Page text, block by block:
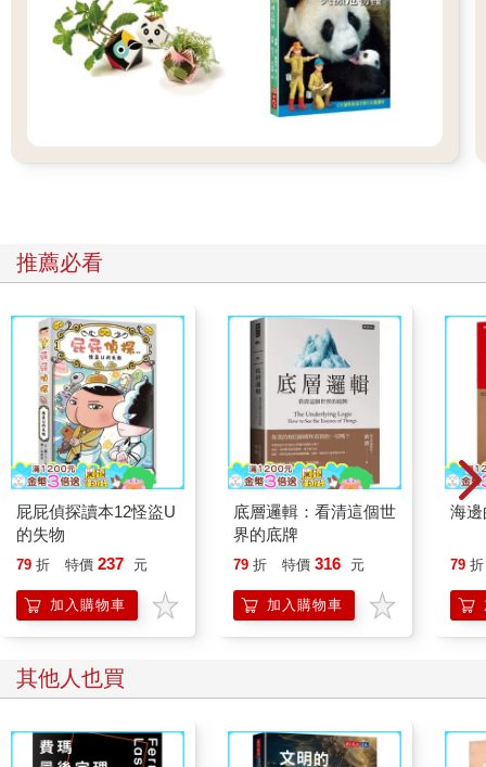
（semantics）指的是這些單詞和句子的意義。但是句法規則是否
內建在人類大腦裡？我將在書中主張，我們的語言能力（就像我
們開車或是上網的能力一樣）並非只直接藏在我們的基因裡，並
且陳述利用先前的生物演化所帶來的文化發展結果。
這種觀點明確顯示，如果我們在討論大腦時，不討論大腦讓同一
家族或族群的生物得以彼此互動時扮演的社交角色，以及大腦使
小孩學會一個群體文化演化的果實時扮演的適應性角色，那麼這
生特定的抓取動作時，二是當猴子觀察到其他猴子表現出類似的
抓取動作時。這不禁讓我們想問：人類的大腦是否也有關於抓取
的鏡像系統？當人類自己抓取以及觀察到抓取動作時，有沒有一
個區域在腦部造影時會顯得特別活躍？結果我們發現，這一區就
是布洛卡區（Broca’s area），是傳統上與人類語言的產生有關的
大腦區域。本書提出鏡像系統假說（Mirror System
Hypothesis），也就是支援語言的大腦機制，是在鏡像系統的基
本機制上演化而來的。但是抓取動作和說話截然不同。為了了解
前者如何為後者提供基礎，我們將追蹤鏡像系統參與抓取與觀察
抓取兩方面的路徑，數百萬年來如何演化，了解這如何為語言同
位（language parity）提供基礎。語言同位使得語言得以擁有共通
的意義，也就是一個語句（utterance）的意義，對於說者與聽者
語言不只包括話語：我們在講話時還會用到臉、聲音、手；失聰
者能使用手語，在沒有使用聲音的情況下，完整表達人類情感的
細膩之處。關鍵是，鏡像系統假說顯示，語言先備的能力如何演
（protosign）這種姿態上的溝通方式一同演化，為原話語
（protospeech）提供骨架，將示意動作（pantomime）的語意開
著一同演化，成為一個不斷擴張的螺旋，產生神經迴路與社會結
推薦必看
屁屁偵探讀本12怪盜U
的失物
79 折 特價 237 元
加入購物車
底層邏輯：看清這個世
界的底牌
79 折 特價 316 元
加入購物車
海
79 折
其他人也買